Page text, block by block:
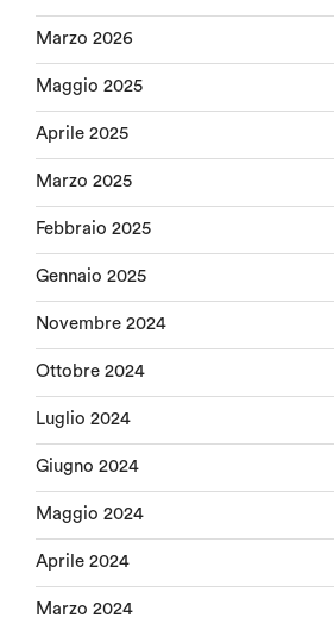
Marzo 2026
Maggio 2025
Aprile 2025
Marzo 2025
Febbraio 2025
Gennaio 2025
Novembre 2024
Ottobre 2024
Luglio 2024
Giugno 2024
Maggio 2024
Aprile 2024
Marzo 2024